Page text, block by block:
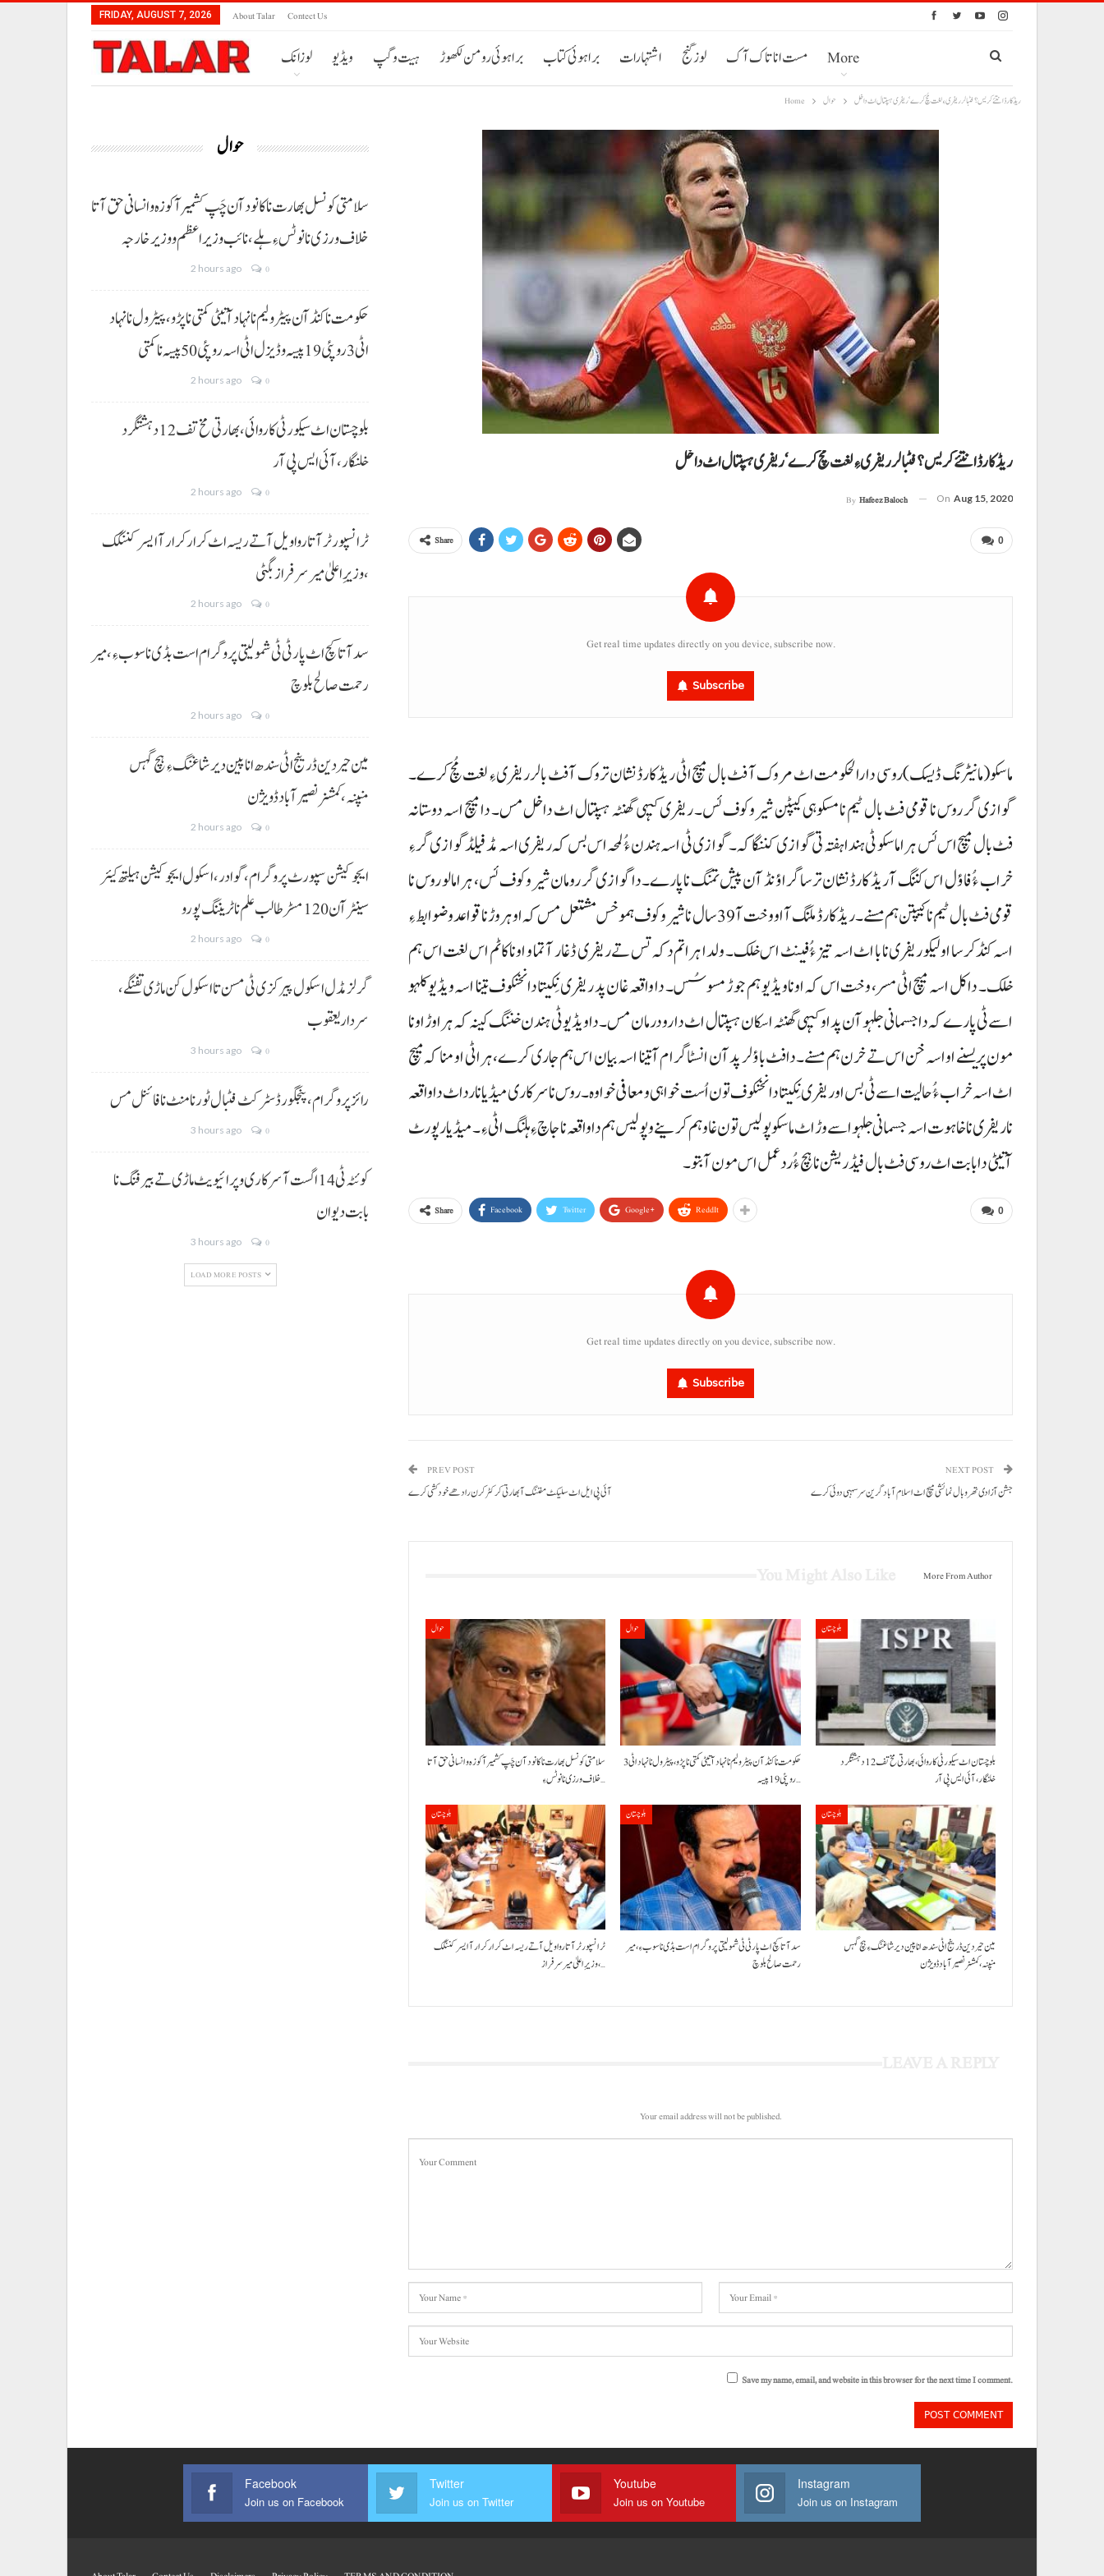
FRIDAY, AUGUST 7, 2026 About Talar Contect Us
لوزانک ویڈیو ہیت و گپ براہوئی رومن لکھوڑ براہوئی کتاب اشتہارات لوز گنج مست انا تاک آک More
Home حوال ریڈ کارڈ انتئے کریس؟ فٹبالر ریفری ءِ لغت مُچ کرے‘ ریفری ہسپتال اٹ داخل
ریڈ کارڈ انتئے کریس؟ فٹبالر ریفری ءِ لغت مُچ کرے‘ ریفری ہسپتال اٹ داخل
By Hafeez Baloch On Aug 15, 2020
0
Share
Get real time updates directly on you device, subscribe now.
Subscribe
ماسکو (مانیٹرنگ ڈیسک) روسی دارالحکومت اٹ مروک آ فٹ بال میچ اٹی ریڈ کارڈ نشان تروک آ فٹ بالر ریفری ءِ لغت مُچ کرے۔
گوازی گر روس نا قومی فٹ بال ٹیم نا مسکوہی کیپٹن شیروکوف ئس۔ ریفری کیہی گھنٹہ ہسپتال اٹ داخل مس۔ دا میچ اسہ دوستانہ
فٹ بال میچ اس ئس ہرا ماسکو ٹی ہندا ہفتہ تی گوازی کننگاکہ۔ گوازی ٹی اسہ ہندن ءُُ لمحہ اس بس کہ ریفری اسہ مڈفیلڈ گوازی گر ءِ
خراب ءُُ فاؤل اس کننگ آ ریڈ کارڈ نشان ترسا گراؤنڈ آن پیش تمنگ نا پارے۔ دا گوازی گر رومان شیروکوف ئس، ہرا مالو روس نا
قومی فٹ بال ٹیم نا کیپتن ہم مسنے۔ ریڈ کارڈ ملنگ آ او وخت آ 39 سال نا شیروکوف ہموخس مشتعل مس کہ او ہر وڑ نا قواعد و ضوابط ءِ
اسہ کنڈ کرسا اولیکو ریفری نا با اٹ اسہ تیز ءُُ فینٹ اس خلک۔ ولدا ہراتم دکہ تس تے ریفری ڈغار آ تما و اونا کاٹم اس لغت اس ہم
خلک۔ دا کل اسہ میچ اٹی مسر، وخت اس کہ اونا ویڈیو ہم جوڑ مسوسُس۔ دا واقعہ غان پد ریفری نِکیتا دانخنکوف تینا اسہ ویڈیو کلہو
اسے ٹی پارے کہ دا جسمانی جلہو آن پد او کیہی گھنٹہ اسکان ہسپتال اٹ دارو درمان مس۔ دا ویڈیو ٹی ہندن خننگ کینہ کہ ہراوڑ اونا
مون پریسنے او اسہ خن اس تے خرن ہم مسنے۔ دافٹ باؤلر پد آن انسٹاگرام آ تینا اسہ بیان اس ہم جاری کرے، ہراٹی او منا کہ میچ
اٹ اسہ خراب ءُُ حالیت اسے ٹی بس او ریفری نِکیتا دانخنکوف تون اُست خواہی و معافی خواوہ۔ روس نا سرکاری میڈیا نا رداٹ دا واقعہ
نا ریفری نا خاہوت اسہ جسمانی جلہو اسے وڑ اٹ ماسکو پولیس تون غاو ہم کرینے و پولیس ہم دا واقعہ نا جاچ ءِ ہلنگ اٹی ءِ۔ میڈیا رپورٹ
آتیٹی دا بابت اٹ روسی فٹ بال فیڈریشن نا ہچ ءُُ ردعمل اس مون آ بتو۔
0
Share Facebook Twitter Google+ ReddIt
Get real time updates directly on you device, subscribe now.
Subscribe
PREV POST
آئی پی ایل اٹ سلیکٹ مفننگ آ بھارتی کرکٹر کرن رادھے خودکشی کرے
NEXT POST
جشن آزادی تھروبال نمائشی میچ اٹ اسلام آباد گرین سرسہبی دوئی کرے
More From Author
حوال
سلامتی کونسل بھارت نا کانود آن چَپ کشمیر آ کوزہ و انسانی حق آتا
خلاف ورزی نا نوٹس ءِ…
حوال
حکومت نا کنڈ آن پیٹرولیم نا نہاد آتیٹی کمتی نا پڑو،پیٹرول نا نہاد اٹی 3
روپئی 19 پیسہ…
بلوچستان
بلوچستان اٹ سیکورٹی کاروائی، بھارتی مخ تف 12 دہشتگرد
خلنگار،آئی ایس پی آر
بلوچستان
ٹرانسپورٹر آتا روا ویل آتے ریسہ اٹ کرار کرار آ ایسر کننگک
،وزیرِ اعلیٰ میر سرفراز…
بلوچستان
سد آتا کچ اٹ پارٹی ٹی شمولیتی پروگرام است بڈی نا سوب ءِ،میر
رحمت صالح بلوچ
بلوچستان
مین حیردین ڈرینج اٹی سندھ انا پین دیر شاغنگ ءِ ہچ گہس
منپنہ،کمشنر نصیرآباد ڈویژن
Your email address will not be published.
Save my name, email, and website in this browser for the next time I comment.
حوال
سلامتی کونسل بھارت نا کانود آن چَپ کشمیر آ کوزہ و انسانی حق آتا
خلاف ورزی نا نوٹس ءِ ہلے،نائب وزیراعظم و وزیر خارجہ
2 hours ago 0
حکومت نا کنڈ آن پیٹرولیم نا نہاد آتیٹی کمتی نا پڑو،پیٹرول نا نہاد
اٹی 3 روپئی 19 پیسہ و ڈیزل اٹی اسہ روپئی 50 پیسہ نا کمتی
2 hours ago 0
بلوچستان اٹ سیکورٹی کاروائی، بھارتی مخ تف 12 دہشتگرد
خلنگار،آئی ایس پی آر
2 hours ago 0
ٹرانسپورٹر آتا روا ویل آتے ریسہ اٹ کرار کرار آ ایسر کننگک
،وزیرِ اعلیٰ میر سرفراز بگٹی
2 hours ago 0
سد آتا کچ اٹ پارٹی ٹی شمولیتی پروگرام است بڈی نا سوب ءِ،میر
رحمت صالح بلوچ
2 hours ago 0
مین حیردین ڈرینج اٹی سندھ انا پین دیر شاغنگ ءِ ہچ گہس
منپنہ،کمشنر نصیرآباد ڈویژن
2 hours ago 0
ایجوکیشن سپورٹ پروگرام،گوادر، اسکول ایجوکیشن ہیلتھ کیئر
سینٹر آن 120 مسڑ طالب علم نا ٹریننگ پورو
2 hours ago 0
گرلز مڈل اسکول پیرکزی ٹی مسن تا اسکول کن ماڑی تفنگے،
سردار یعقوب
3 hours ago 0
رائز پروگرام، پنجگور ڈسٹرکٹ فٹبال ٹورنامنٹ نا فائنل مس
3 hours ago 0
کوئٹہ ٹی 14 اگست آ سرکاری و پرائیویٹ ماڑی تے بیرفنگ نا
بابت دیوان
3 hours ago 0
LOAD MORE POSTS
Facebook
Join us on Facebook
Twitter
Join us on Twitter
Youtube
Join us on Youtube
Instagram
Join us on Instagram